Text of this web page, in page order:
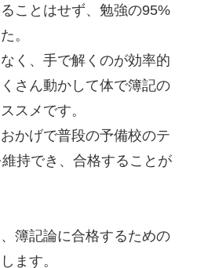
ことはせず、勉強の95%
。
く、手で解くのが効率的
さん動かして体で簿記の
スメです。
かげで普段の予備校のテ
持でき、合格することが
簿記論に合格するための
ます。